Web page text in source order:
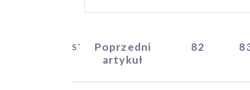
STARTPoprzedni
artykuł
82